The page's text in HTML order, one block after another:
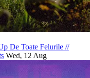
De Toate Felurile //
Wed, 12 Aug